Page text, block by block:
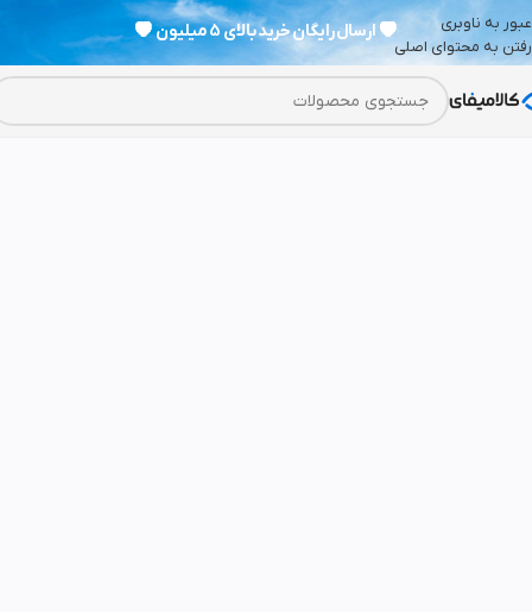
عبور به ناوبری
رفتن به محتوای اصلی
💗 ارسال رایگان خرید بالای 5 میلیون 💗